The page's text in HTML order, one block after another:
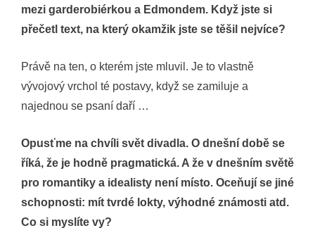
mezi garderobiérkou a Edmondem. Když jste si
přečetl text, na který okamžik jste se těšil nejvíce?
Právě na ten, o kterém jste mluvil. Je to vlastně
vývojový vrchol té postavy, když se zamiluje a
najednou se psaní daří …
Opusťme na chvíli svět divadla. O dnešní době se
říká, že je hodně pragmatická. A že v dnešním světě
pro romantiky a idealisty není místo. Oceňují se jiné
schopnosti: mít tvrdé lokty, výhodné známosti atd.
Co si myslíte vy?